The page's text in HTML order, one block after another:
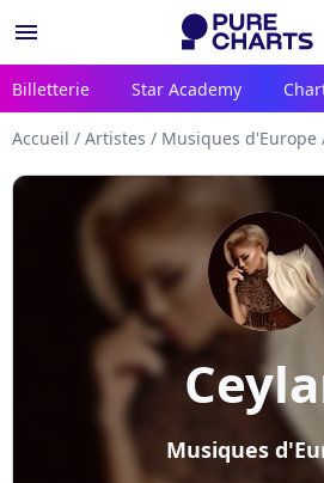
menu
Billetterie Star Academy
Accueil / Artistes / Musiques d'Europe
Musiques